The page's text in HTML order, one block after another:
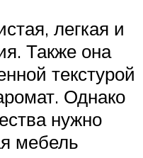
легкая и
Также она
текстурой
Однако
нужно
мебель